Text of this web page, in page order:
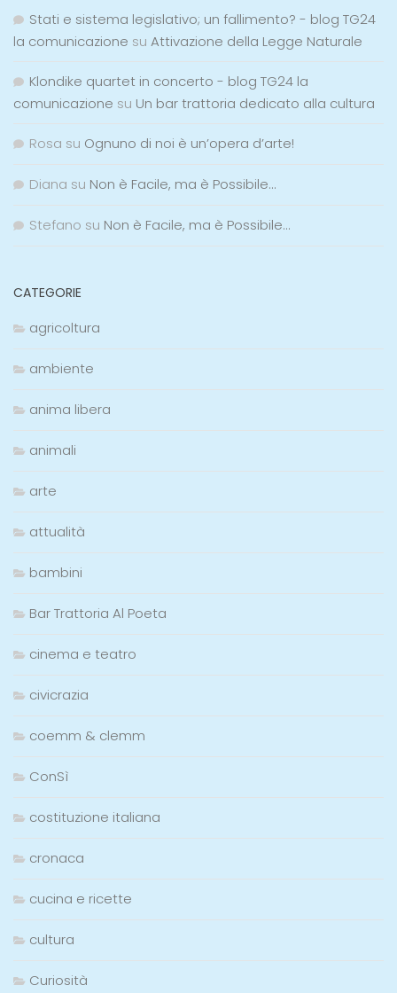
Stati e sistema legislativo; un fallimento? - blog TG24
la comunicazione su Attivazione della Legge Naturale
Klondike quartet in concerto - blog TG24 la
comunicazione su Un bar trattoria dedicato alla cultura
Rosa su Ognuno di noi è un’opera d’arte!
Diana su Non è Facile, ma è Possibile…
Stefano su Non è Facile, ma è Possibile…
CATEGORIE
agricoltura
ambiente
anima libera
animali
arte
attualità
bambini
Bar Trattoria Al Poeta
cinema e teatro
civicrazia
coemm & clemm
ConSì
costituzione italiana
cronaca
cucina e ricette
cultura
Curiosità